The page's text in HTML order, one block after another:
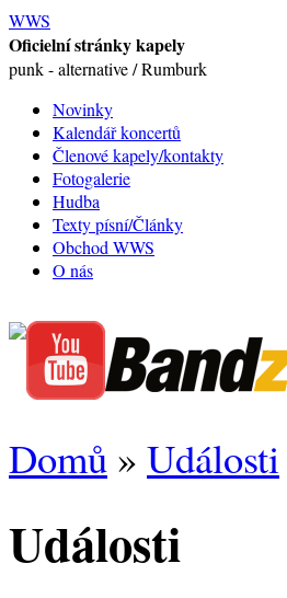
WWS
Oficielní stránky kapely
punk - alternative / Rumburk
Novinky
Kalendář koncertů
Členové kapely/kontakty
Fotogalerie
Hudba
Texty písní/Články
Obchod WWS
O nás
Domů » Události
Události